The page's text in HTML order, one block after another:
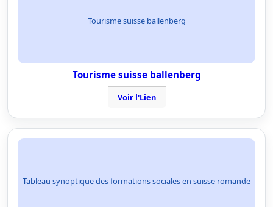
Tourisme suisse ballenberg
Tourisme suisse ballenberg
Voir l'Lien
Tableau synoptique des formations sociales en suisse romande